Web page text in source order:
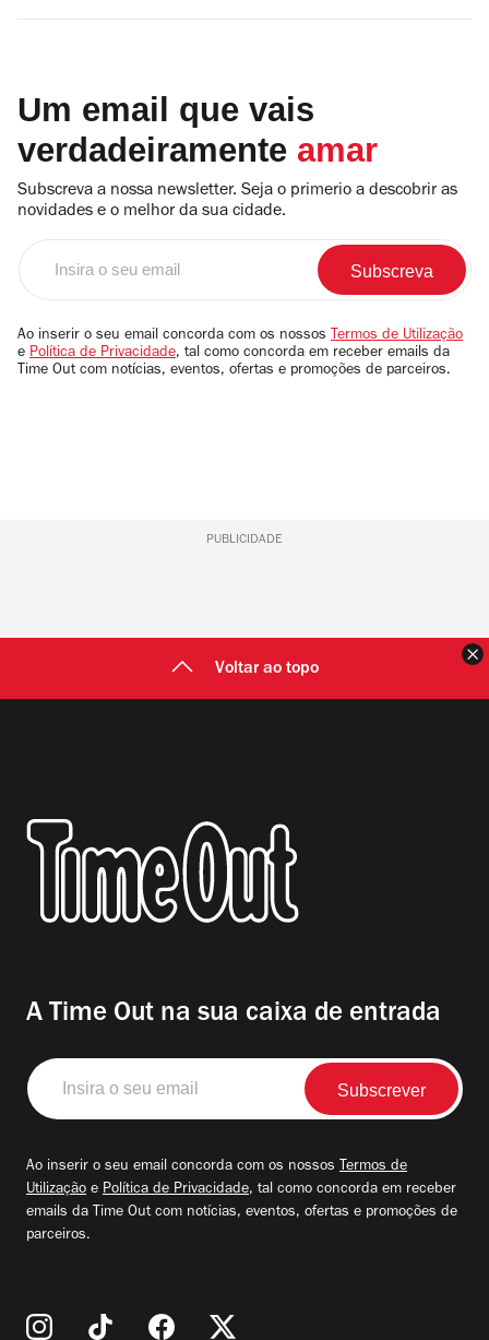
Um email que vais
verdadeiramente amar
Subscreva a nossa newsletter. Seja o primerio a descobrir as
novidades e o melhor da sua cidade.
email
Ao inserir o seu email concorda com os nossos Termos de Utilização
e Política de Privacidade, tal como concorda em receber emails da
Time Out com notícias, eventos, ofertas e promoções de parceiros.
PUBLICIDADE
Voltar ao topo
A Time Out na sua caixa de entrada
Insira
o
seu
Ao inserir o seu email concorda com os nossos Termos de
Utilização e Política de Privacidade, tal como concorda em receber
emails da Time Out com notícias, eventos, ofertas e promoções de
parceiros.